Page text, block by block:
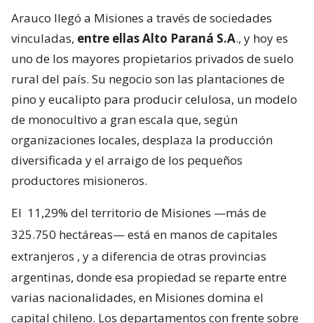
Arauco llegó a Misiones a través de sociedades
vinculadas, entre ellas Alto Paraná S.A., y hoy es
uno de los mayores propietarios privados de suelo
rural del país. Su negocio son las plantaciones de
pino y eucalipto para producir celulosa, un modelo
de monocultivo a gran escala que, según
organizaciones locales, desplaza la producción
diversificada y el arraigo de los pequeños
productores misioneros.
El 11,29% del territorio de Misiones —más de
325.750 hectáreas— está en manos de capitales
extranjeros , y a diferencia de otras provincias
argentinas, donde esa propiedad se reparte entre
varias nacionalidades, en Misiones domina el
capital chileno. Los departamentos con frente sobre